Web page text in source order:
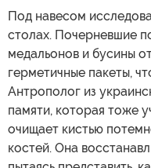
Под навесом
столах. Почерневшие
медальонов и бусины
герметичные пакеты,
Антрополог из
памяти, которая тоже
очищает кистью
костей. Она